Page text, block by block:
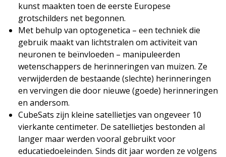
kunst maakten toen de eerste Europese
grotschilders net begonnen.
Met behulp van optogenetica – een techniek die
gebruik maakt van lichtstralen om activiteit van
neuronen te beïnvloeden – manipuleerden
wetenschappers de herinneringen van muizen. Ze
verwijderden de bestaande (slechte) herinneringen
en vervingen die door nieuwe (goede) herinneringen
en andersom.
CubeSats zijn kleine satellietjes van ongeveer 10
vierkante centimeter. De satellietjes bestonden al
langer maar werden vooral gebruikt voor
educatiedoeleinden. Sinds dit jaar worden ze volgens